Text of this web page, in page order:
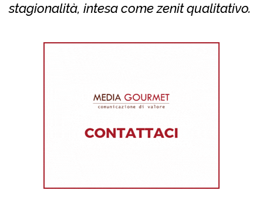
stagionalità, intesa come zenit qualitativo.